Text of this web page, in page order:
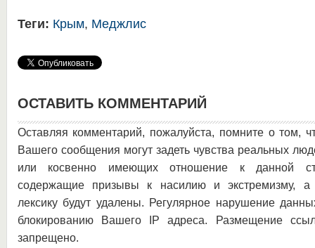
Теги: Крым, Меджлис
ОСТАВИТЬ КОММЕНТАРИЙ
Оставляя комментарий, пожалуйста, помните о том,
Вашего сообщения могут задеть чувства реальных
или косвенно имеющих отношение к данной
содержащие призывы к насилию и экстремизму, а
лексику будут удалены. Регулярное нарушение
блокированию Вашего IP адреса. Размещение
запрещено.